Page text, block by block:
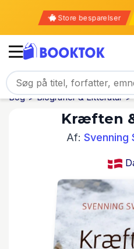
Store besparelser
Bog Biografier & Litteratur
Kræften
Af: Svenning